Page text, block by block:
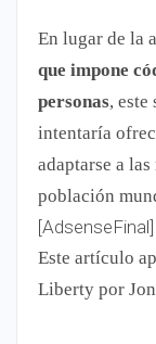
En lugar de la
que impone
personas, este
intentaría
adaptarse a
población
[AdsenseFinal]
Este artículo
Liberty por